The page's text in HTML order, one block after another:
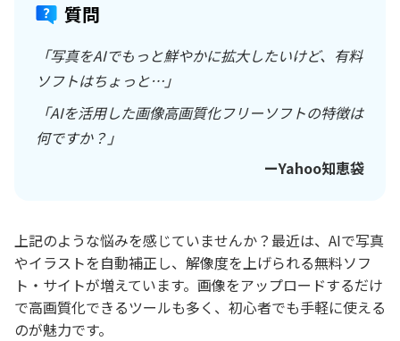
質問
「写真をAIでもっと鮮やかに拡大したいけど、有料
ソフトはちょっと…」
「AIを活用した画像高画質化フリーソフトの特徴は
何ですか？」
ーYahoo知恵袋
上記のような悩みを感じていませんか？最近は、AIで写真
やイラストを自動補正し、解像度を上げられる無料ソフ
ト・サイトが増えています。画像をアップロードするだけ
で高画質化できるツールも多く、初心者でも手軽に使える
のが魅力です。